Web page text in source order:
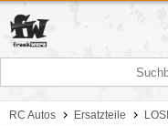
RC Autos Ersatzteile